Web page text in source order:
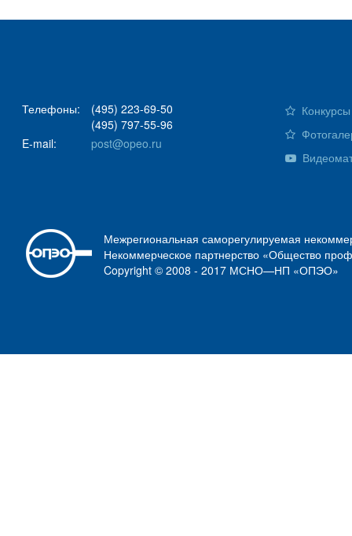
Телефоны:
(495) 223-69-50
(495) 797-55-96
E-mail:
post@opeo.ru
Межрегиональная саморегулируемая
Некоммерческое партнерство «Общество
Copyright © 2008 - 2017 МСНО—НП «ОПЭО»